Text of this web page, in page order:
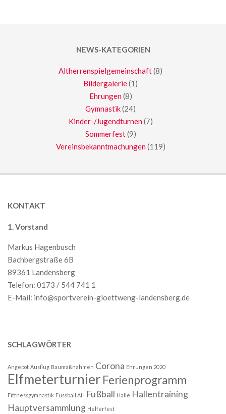
NEWS-KATEGORIEN
Altherrenspielgemeinschaft(8)
Bildergalerie(1)
Ehrungen (8)
Gymnastik(24)
Kinder-/Jugendturnen (7)
Sommerfest(9)
Vereinsbekanntmachungen (119)
KONTAKT
1. Vorstand
Markus Hagenbusch
Bachbergstraße 6B
89361 Landensberg
Telefon: 0173 / 544 741 1
E-Mail: info@sportverein-gloettweng-landensberg.de
SCHLAGWÖRTER
Angebot Ausflug Baumaßnahmen Corona Ehrungen 2020
Elfmeterturnier Ferienprogramm
Fittnessgymnastik Fussball AH Fußball Halle Hallentraining
Hauptversammlung Helferfest